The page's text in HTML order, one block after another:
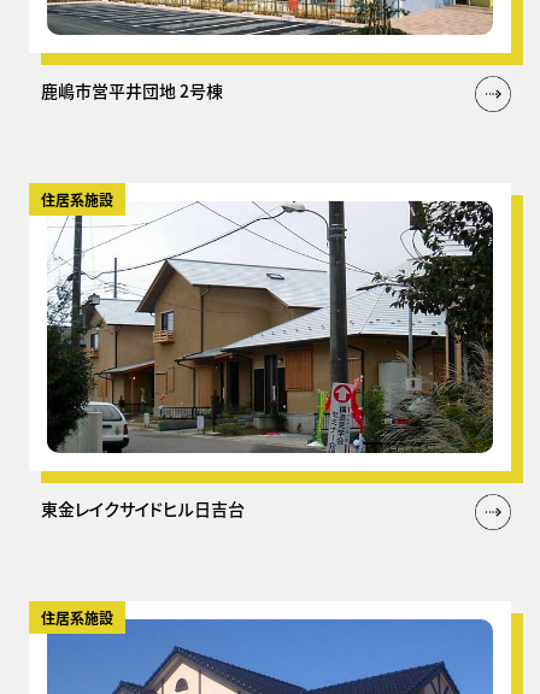
鹿嶋市営平井団地 2号棟
住居系施設
東金レイクサイドヒル日吉台
住居系施設